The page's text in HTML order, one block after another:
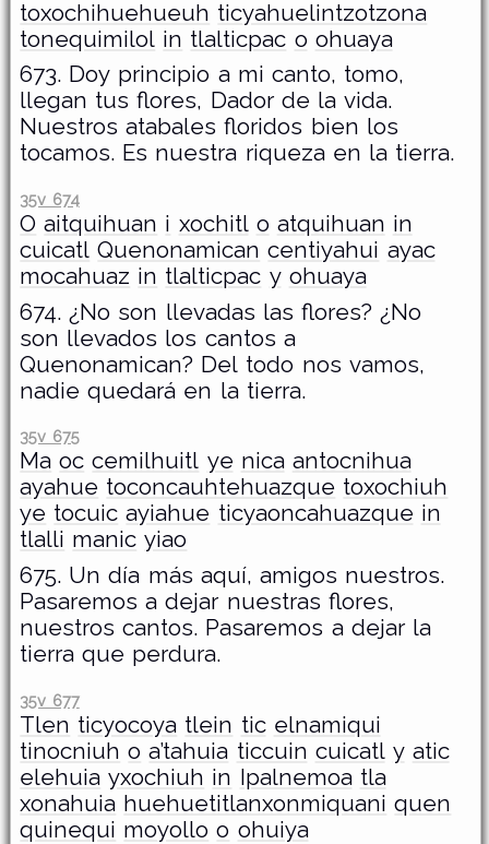
toxochihuehueuh ticyahuelintzotzona
tonequimilol in tlalticpac o ohuaya
673. Doy principio a mi canto, tomo,
llegan tus flores, Dador de la vida.
Nuestros atabales floridos bien los
tocamos. Es nuestra riqueza en la tierra.
35v 674
O aitquihuan i xochitl o atquihuan in
cuicatl Quenonamican centiyahui ayac
mocahuaz in tlalticpac y ohuaya
674. ¿No son llevadas las flores? ¿No
son llevados los cantos a
Quenonamican? Del todo nos vamos,
nadie quedará en la tierra.
35v 675
Ma oc cemilhuitl ye nica antocnihua
ayahue toconcauhtehuazque toxochiuh
ye tocuic ayiahue ticyaoncahuazque in
tlalli manic yiao
675. Un día más aquí, amigos nuestros.
Pasaremos a dejar nuestras flores,
nuestros cantos. Pasaremos a dejar la
tierra que perdura.
35v 677
Tlen ticyocoya tlein tic elnamiqui
tinocniuh o a’tahuia ticcuin cuicatl y atic
elehuia yxochiuh in Ipalnemoa tla
xonahuia huehuetitlanxonmiquani quen
quinequi moyollo o ohuiya